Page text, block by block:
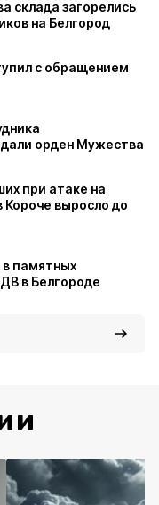
склада загорелись
на Белгород
с обращением
орден Мужества
при атаке на
выросло до
памятных
в Белгороде